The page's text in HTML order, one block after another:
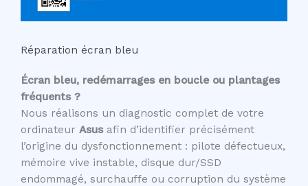
Réparation écran bleu
Écran bleu, redémarrages en boucle ou plantages
fréquents ?
Nous réalisons un diagnostic complet de votre
ordinateur Asusafin d’identifier précisément
l’origine du dysfonctionnement : pilote défectueux,
mémoire vive instable, disque dur/SSD
endommagé, surchauffe ou corruption du système